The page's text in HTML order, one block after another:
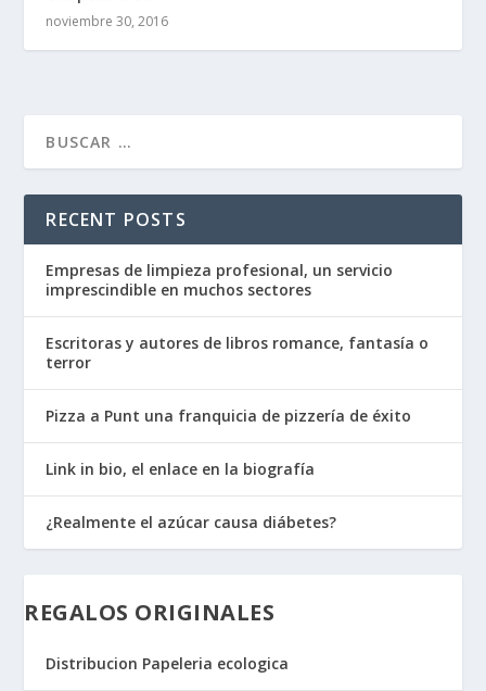
noviembre 30, 2016
RECENT POSTS
Empresas de limpieza profesional, un servicio
imprescindible en muchos sectores
Escritoras y autores de libros romance, fantasía o
terror
Pizza a Punt una franquicia de pizzería de éxito
Link in bio, el enlace en la biografía
¿Realmente el azúcar causa diábetes?
REGALOS ORIGINALES
Distribucion Papeleria ecologica